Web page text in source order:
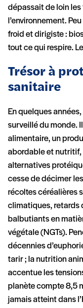
dépassait de loin
l’environnement.
froid et dirigiste :
tout ce qui respire.
Trésor à
sanitaire
En quelques
surveillé du monde.
alimentaire, un
abordable et nutritif,
alternatives
cesse de décimer
récoltes céréalières
climatiques, retards
balbutiants en
végétale (NGTs).
décennies
tarir ; la nutrition
accentue les
planète compte 8,5
jamais atteint dans